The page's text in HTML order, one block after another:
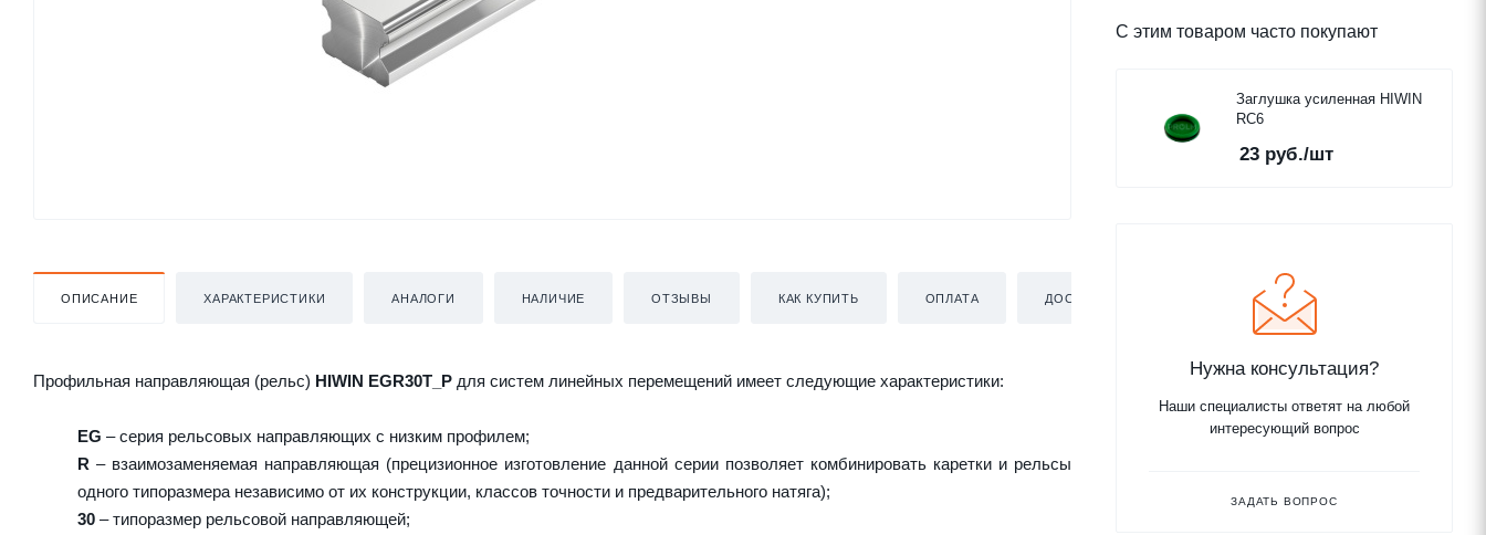
ОПИСАНИЕ ХАРАКТЕРИСТИКИ АНАЛОГИ НАЛИЧИЕ ОТЗЫВЫ КАК КУПИТЬ ОПЛАТА ДОСТАВКА
Профильная направляющая (рельс) HIWIN EGR30T_P для систем линейных перемещений имеет следующие характеристики:
EG – серия рельсовых направляющих с низким профилем;
R – взаимозаменяемая направляющая (прецизионное изготовление данной серии позволяет комбинировать каретки и рельсы
одного типоразмера независимо от их конструкции, классов точности и предварительного натяга);
30 – типоразмер рельсовой направляющей;
С этим товаром часто покупают
Заглушка усиленная HIWIN
RC6
23 руб./шт
Нужна консультация?
Наши специалисты ответят на любой
интересующий вопрос
ЗАДАТЬ ВОПРОС